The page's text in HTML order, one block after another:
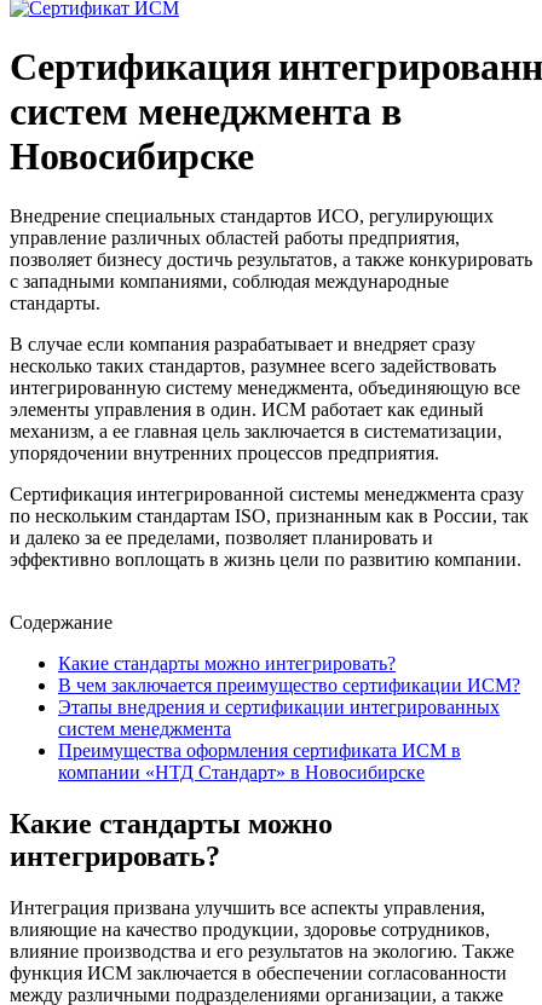
Сертификация
систем менеджмента в
Новосибирске
Внедрение специальных стандартов ИСО, регулирующих
управление различных областей работы предприятия,
позволяет бизнесу достичь результатов, а также конкурировать
с западными компаниями, соблюдая международные
стандарты.
В случае если компания разрабатывает и внедряет сразу
несколько таких стандартов, разумнее всего задействовать
интегрированную систему менеджмента, объединяющую все
элементы управления в один. ИСМ работает как единый
механизм, а ее главная цель заключается в систематизации,
упорядочении внутренних процессов предприятия.
Сертификация интегрированной системы менеджмента сразу
по нескольким стандартам ISO, признанным как в России, так
и далеко за ее пределами, позволяет планировать и
эффективно воплощать в жизнь цели по развитию компании.
Содержание
Какие стандарты можно интегрировать?
В чем заключается преимущество сертификации ИСМ?
Этапы внедрения и сертификации интегрированных
систем менеджмента
Преимущества оформления сертификата ИСМ в
компании «НТД Стандарт» в Новосибирске
Какие стандарты можно
интегрировать?
Интеграция призвана улучшить все аспекты управления,
влияющие на качество продукции, здоровье сотрудников,
влияние производства и его результатов на экологию. Также
функция ИСМ заключается в обеспечении согласованности
между различными подразделениями организации, а также